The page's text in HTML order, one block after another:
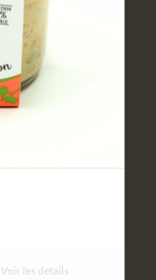
Voir les détails